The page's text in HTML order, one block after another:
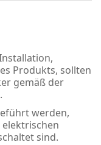
Produkts, sollten
gemäß der
werden,
sind.